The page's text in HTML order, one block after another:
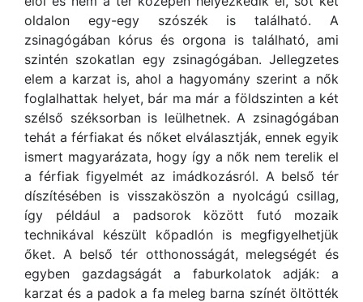
oldalon egy-egy szószék is található. A
zsinagógában kórus és orgona is található, ami
szintén szokatlan egy zsinagógában. Jellegzetes
elem a karzat is, ahol a hagyomány szerint a nők
foglalhattak helyet, bár ma már a földszinten a két
szélső széksorban is leülhetnek. A zsinagógában
tehát a férfiakat és nőket elválasztják, ennek egyik
ismert magyarázata, hogy így a nők nem terelik el
a férfiak figyelmét az imádkozásról. A belső tér
díszítésében is visszaköszön a nyolcágú csillag,
így például a padsorok között futó mozaik
technikával készült kőpadlón is megfigyelhetjük
őket. A belső tér otthonosságát, melegségét és
egyben gazdagságát a faburkolatok adják: a
karzat és a padok a fa meleg barna színét öltötték